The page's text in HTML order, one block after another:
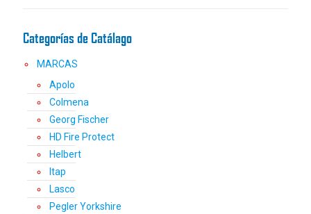
Categorías de Catálago
MARCAS
Apolo
Colmena
Georg Fischer
HD Fire Protect
Helbert
Itap
Lasco
Pegler Yorkshire